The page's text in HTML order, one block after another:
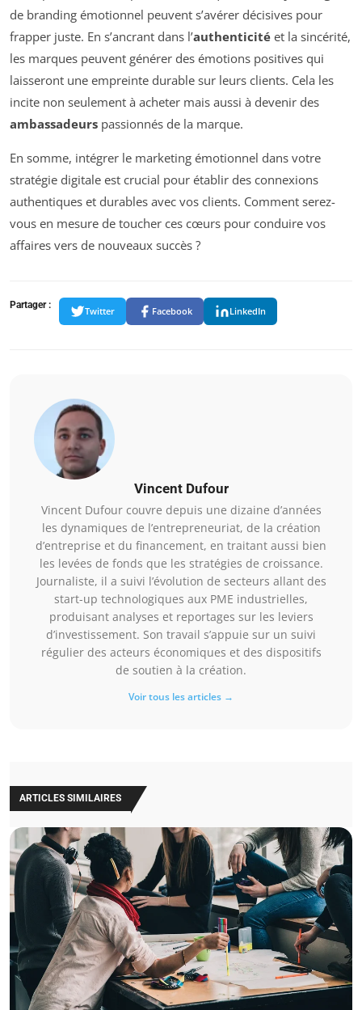
de branding émotionnel peuvent s’avérer décisives pour
frapper juste. En s’ancrant dans l’authenticité et la sincérité,
les marques peuvent générer des émotions positives qui
laisseront une empreinte durable sur leurs clients. Cela les
incite non seulement à acheter mais aussi à devenir des
ambassadeurs passionnés de la marque.
En somme, intégrer le marketing émotionnel dans votre
stratégie digitale est crucial pour établir des connexions
authentiques et durables avec vos clients. Comment serez-
vous en mesure de toucher ces cœurs pour conduire vos
affaires vers de nouveaux succès ?
Partager :
Twitter Facebook LinkedIn
Vincent Dufour
Vincent Dufour couvre depuis une dizaine d’années
les dynamiques de l’entrepreneuriat, de la création
d’entreprise et du financement, en traitant aussi bien
les levées de fonds que les stratégies de croissance.
Journaliste, il a suivi l’évolution de secteurs allant des
start-up technologiques aux PME industrielles,
produisant analyses et reportages sur les leviers
d’investissement. Son travail s’appuie sur un suivi
régulier des acteurs économiques et des dispositifs
de soutien à la création.
Voir tous les articles →
ARTICLES SIMILAIRES